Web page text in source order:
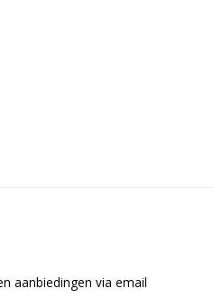
aanbiedingen via email